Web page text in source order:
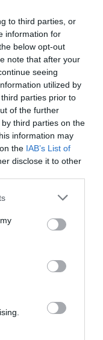
to third parties, or
information for
below opt-out
note that after your
seeing
utilized by
parties prior to
of the further
third parties on the
information may
the IAB’s List of
disclose it to other
cuya plataforma
negocio de 60
200 clubes de
FEB y otra
la asistencia a
y
24.000 contratos
y otros 7.000
de
competición,
de producto y
acuerdo. Si
de actualidad.